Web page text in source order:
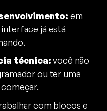
em
já está
técnica: você não
ou ter uma
com blocos e